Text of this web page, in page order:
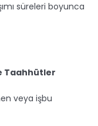
süreleri boyunca
Taahhütler
veya işbu